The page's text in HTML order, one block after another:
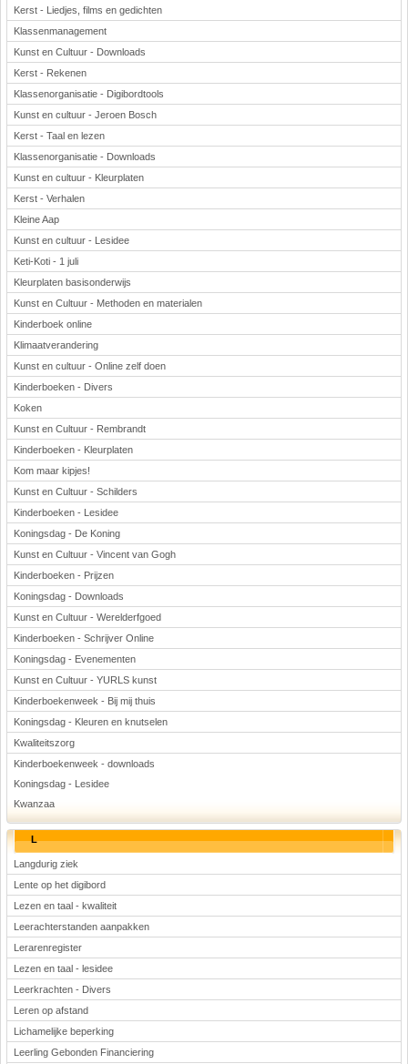
Kerst - Liedjes, films en gedichten
Klassenmanagement
Kunst en Cultuur - Downloads
Kerst - Rekenen
Klassenorganisatie - Digibordtools
Kunst en cultuur - Jeroen Bosch
Kerst - Taal en lezen
Klassenorganisatie - Downloads
Kunst en cultuur - Kleurplaten
Kerst - Verhalen
Kleine Aap
Kunst en cultuur - Lesidee
Keti-Koti - 1 juli
Kleurplaten basisonderwijs
Kunst en Cultuur - Methoden en materialen
Kinderboek online
Klimaatverandering
Kunst en cultuur - Online zelf doen
Kinderboeken - Divers
Koken
Kunst en Cultuur - Rembrandt
Kinderboeken - Kleurplaten
Kom maar kipjes!
Kunst en Cultuur - Schilders
Kinderboeken - Lesidee
Koningsdag - De Koning
Kunst en Cultuur - Vincent van Gogh
Kinderboeken - Prijzen
Koningsdag - Downloads
Kunst en Cultuur - Werelderfgoed
Kinderboeken - Schrijver Online
Koningsdag - Evenementen
Kunst en Cultuur - YURLS kunst
Kinderboekenweek - Bij mij thuis
Koningsdag - Kleuren en knutselen
Kwaliteitszorg
Kinderboekenweek - downloads
Koningsdag - Lesidee
Kwanzaa
L
Langdurig ziek
Lente op het digibord
Lezen en taal - kwaliteit
Leerachterstanden aanpakken
Lerarenregister
Lezen en taal - lesidee
Leerkrachten - Divers
Leren op afstand
Lichamelijke beperking
Leerling Gebonden Financiering